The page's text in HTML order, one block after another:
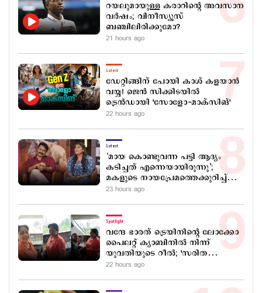
റയലുമായുള്ള കരാറിന്‍റെ അവസാന
വർഷം; വിനീസ്യൂസ്
ബഞ്ചിലിരിക്കുമോ?
21 hours ago
Latest
ഡേറ്റിങ്ങിന് പോയി കാശ് കളയാൻ
വയ്യ! ജെൻ സിക്കിടയില്‍
ട്രെൻഡായി 'സോളോ-മാക്സിങ്'
22 hours ago
Latest
‘മായ കൊണ്ടുവന്ന പട്ടി ആദ്യം
കടിച്ചത് എന്നെയായിരുന്നു’;
മകളുടെ നായപ്രേമത്തെക്കുറിച്ച്
മോഹന്‍ലാല്‍
23 hours ago
Spotlight
വന്ദേ ഭാരത് ട്രെയിനിന്‍റെ ലോക്കോ
പൈലറ്റ് ക്യാബിനിൽ നിന്ന്
യുവതിയുടെ റീൽ; 'സരിത
യാദവി'നെ തിരഞ്ഞ് റെയിൽവേ
22 hours ago